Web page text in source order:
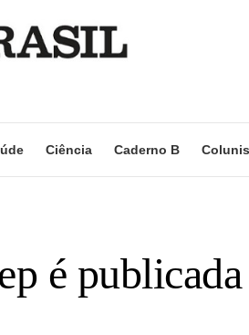
Ciência Caderno B
é